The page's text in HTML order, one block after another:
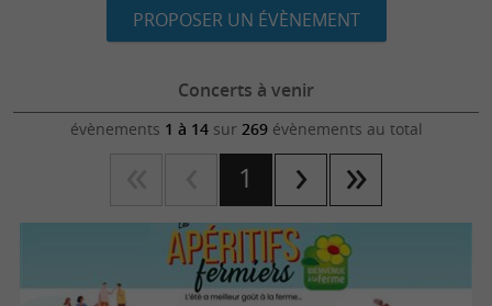
PROPOSER UN ÉVÈNEMENT
Concerts à venir
évènements 1 à 14sur 269évènements au total
1